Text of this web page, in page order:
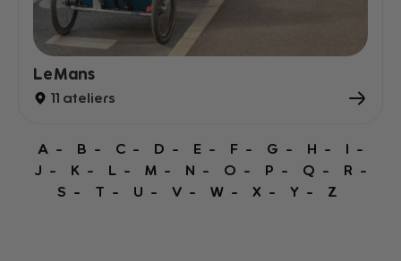
Le Mans
11 ateliers
A B C D E F G H
I
J
K L M N O P Q
R
S
T U V W X Y Z